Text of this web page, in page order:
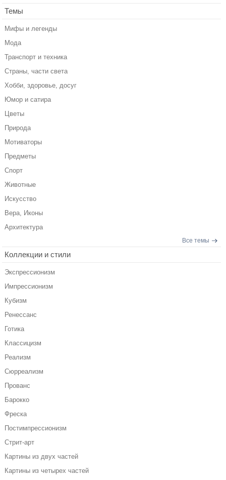
Темы
Мифы и легенды
Мода
Транспорт и техника
Страны, части света
Хобби, здоровье, досуг
Юмор и сатира
Цветы
Природа
Мотиваторы
Предметы
Спорт
Животные
Искусство
Вера, Иконы
Архитектура
Все темы
Коллекции и стили
Экспрессионизм
Импрессионизм
Кубизм
Ренессанс
Готика
Классицизм
Реализм
Сюрреализм
Прованс
Барокко
Фреска
Постимпрессионизм
Стрит-арт
Картины из двух частей
Картины из четырех частей